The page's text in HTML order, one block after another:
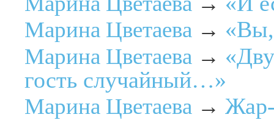
Марина Цветаева →
Марина Цветаева →
гость случайный…»
Марина Цветаева →